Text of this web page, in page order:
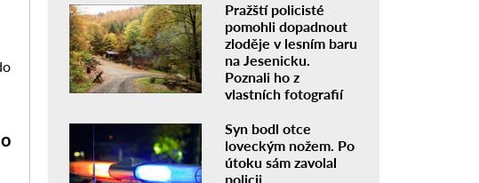
Pražští policisté
pomohli dopadnout
zloděje v lesním baru
na Jesenicku.
Poznali ho z
vlastních fotografií
Syn bodl otce
loveckým nožem. Po
útoku sám zavolal
policii